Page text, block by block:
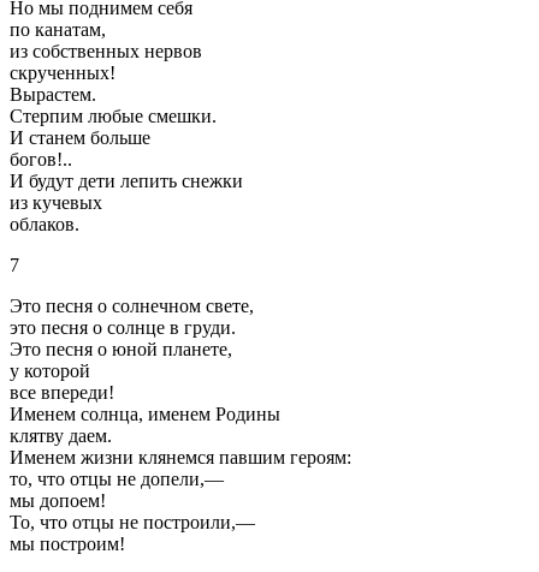
Но мы поднимем себя
по канатам,
из собственных нервов
скрученных!
Вырастем.
Стерпим любые смешки.
И станем больше
богов!..
И будут дети лепить снежки
из кучевых
облаков.
7
Это песня о солнечном свете,
это песня о солнце в груди.
Это песня о юной планете,
у которой
все впереди!
Именем солнца, именем Родины
клятву даем.
Именем жизни клянемся павшим героям:
то, что отцы не допели,—
мы допоем!
То, что отцы не построили,—
мы построим!